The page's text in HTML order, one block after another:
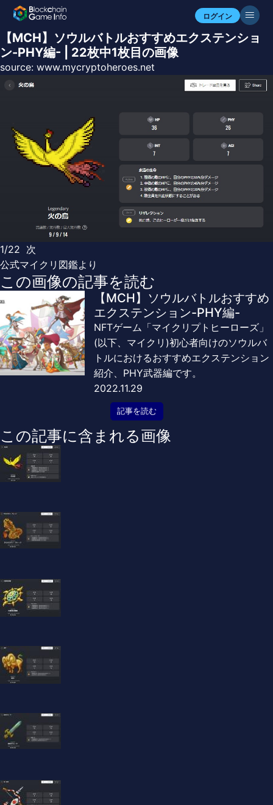
ログイン
【MCH】ソウルバトルおすすめエクステンショ
ン-PHY編- | 22枚中1枚目の画像
source: www.mycryptoheroes.net
1/22 次
公式マイクリ図鑑より
この画像の記事を読む
【MCH】ソウルバトルおすすめ
エクステンション-PHY編-
NFTゲーム「マイクリプトヒーローズ」
(以下、マイクリ)初心者向けのソウルバ
トルにおけるおすすめエクステンション
紹介、PHY武器編です。
2022.11.29
記事を読む
この記事に含まれる画像